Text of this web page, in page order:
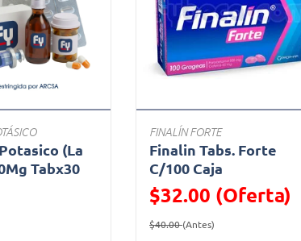
(La
Tabx30
FINALÍN FORTE
Finalin Tabs. Forte
C/100 Caja
$32.00 (Oferta)
Precio reducido de
$40.00(Antes)